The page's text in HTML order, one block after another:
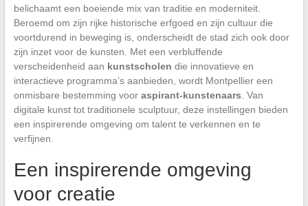
belichaamt een boeiende mix van traditie en moderniteit.
Beroemd om zijn rijke historische erfgoed en zijn cultuur die
voortdurend in beweging is, onderscheidt de stad zich ook door
zijn inzet voor de kunsten. Met een verbluffende
verscheidenheid aan kunstscholen die innovatieve en
interactieve programma’s aanbieden, wordt Montpellier een
onmisbare bestemming voor aspirant-kunstenaars . Van
digitale kunst tot traditionele sculptuur, deze instellingen bieden
een inspirerende omgeving om talent te verkennen en te
verfijnen.
Een inspirerende omgeving
voor creatie